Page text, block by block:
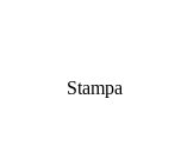
Stampa